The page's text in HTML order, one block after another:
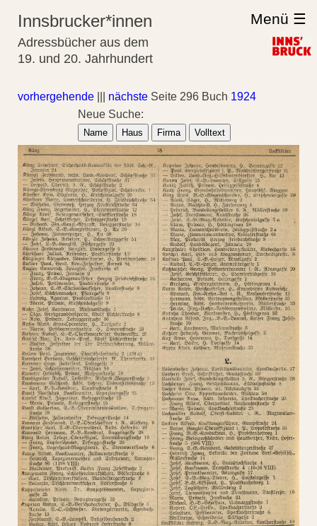
Innsbrucker*innen
Adressbücher aus dem
19. und 20. Jahrhundert
Menü ☰
vorhergehende nächste Seite 296 Buch 1924
Neue Suche:
Name Haus Firma Volltext